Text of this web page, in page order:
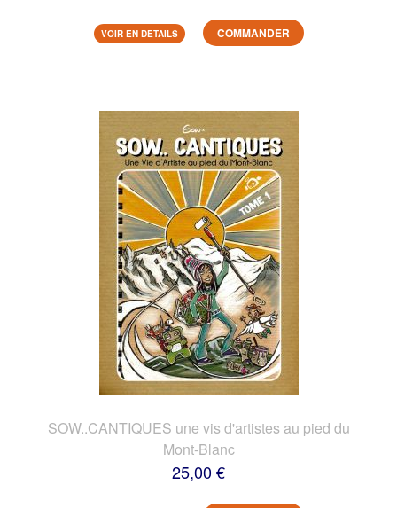
VOIR EN DETAILS COMMANDER
SOW..CANTIQUES une vis d'artistes au pied du
Mont-Blanc
25,00 €